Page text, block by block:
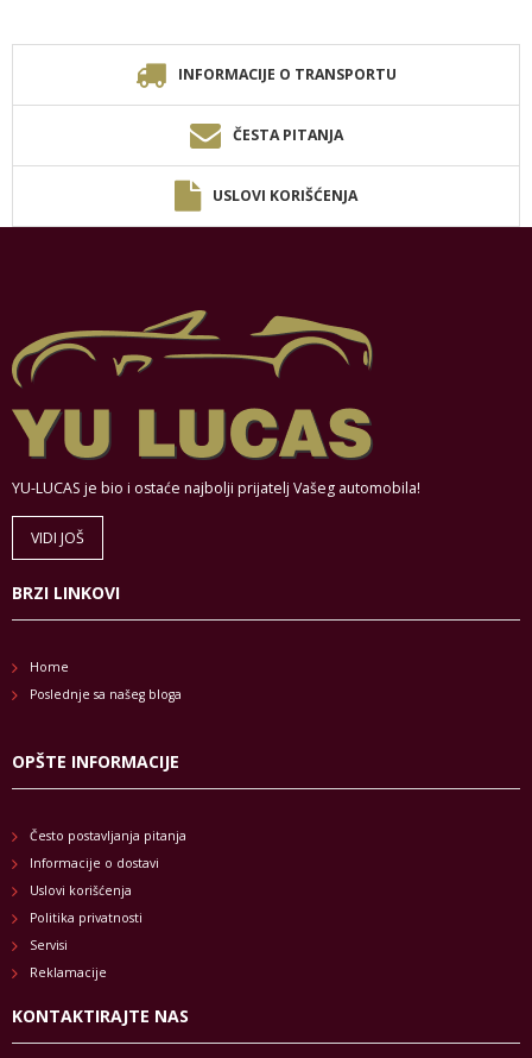
INFORMACIJE O TRANSPORTU
ČESTA PITANJA
USLOVI KORIŠĆENJA
YU-LUCAS je bio i ostaće najbolji prijatelj Vašeg automobila!
VIDI JOŠ
BRZI LINKOVI
Home
Poslednje sa našeg bloga
OPŠTE INFORMACIJE
Često postavljanja pitanja
Informacije o dostavi
Uslovi korišćenja
Politika privatnosti
Servisi
Reklamacije
KONTAKTIRAJTE NAS